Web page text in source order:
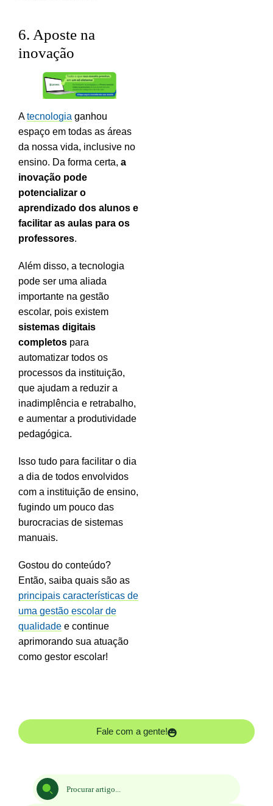
6. Aposte na
inovação
Atecnologia ganhou
espaço em todas as áreas
da nossa vida, inclusive no
ensino. Da forma certa, a
inovação pode
potencializar o
aprendizado dos alunos e
facilitar as aulas para os
professores.
Além disso, a tecnologia
pode ser uma aliada
importante na gestão
escolar, pois existem
sistemas digitais
completos para
automatizar todos os
processos da instituição,
que ajudam a reduzir a
inadimplência e retrabalho,
e aumentar a produtividade
pedagógica.
Isso tudo para facilitar o dia
a dia de todos envolvidos
com a instituição de ensino,
fugindo um pouco das
burocracias de sistemas
manuais.
Gostou do conteúdo?
Então, saiba quais são as
principais características de
uma gestão escolar de
qualidade e continue
aprimorando sua atuação
como gestor escolar!
Fale com a gente!